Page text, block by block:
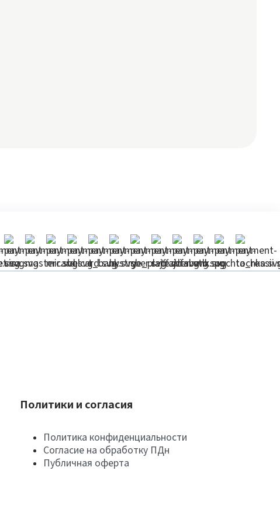
Политики и согласия
Политика конфиденциальности
Согласие на обработку ПДн
Публичная оферта